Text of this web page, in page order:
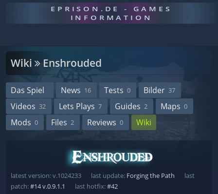
EPRISON.DE - GAMES
INFORMATION
Wiki Enshrouded
Das Spiel News 16 Tests 0 Bilder 37
Videos 32 Lets Plays 7 Guides 2 Maps 0
Mods 0 Files 2 Reviews 0 Wiki
latest version: v.1024233 last update: Forging the Path
last
patch:#14 v.0.9.1.1 last hotfix:#42